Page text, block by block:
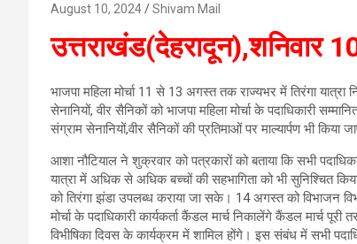
August 10, 2024 Shivam Mail
उत्तराखंड(देहरादून),शनिवार
भाजपा महिला मोर्चा 11 से 13 अगस्त तक राज्यभर में तिरंगा
सेनानियों, वीर सैनिकों को भाजपा महिला मोर्चा के पदाधिकारी
संग्राम सेनानियों,वीर सैनिकों की प्रतिमाओं पर माल्यार्पण भी किया
आशा नौटियाल ने शुक्रवार को पत्रकारों को बताया कि सभी
यात्रा में अधिक से अधिक बच्चों की सहभागिता को भी सुनिश्चित
को तिरंगा झंडा उपलब्ध कराया जा सके। 14 अगस्त को विभाजन
मोर्चा के पदाधिकारी कार्यकर्ता कैंडल मार्च निकालेंगे कैंडल मार्च
विभीषिका दिवस के कार्यक्रम में शामिल होंगे। इस संबंध में सभी